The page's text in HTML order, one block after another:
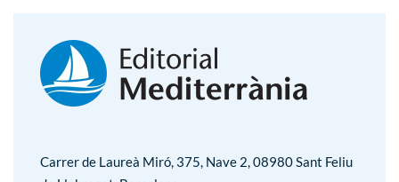
Carrer de Laureà Miró, 375, Nave 2, 08980 Sant Feliu